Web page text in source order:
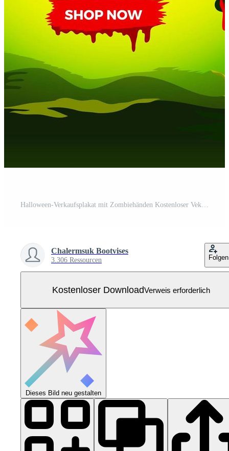
Halloween-Verkaufsplakat mit Zombiehänden Kostenloser Vektor
Chalermsuk Bootvises
3.306 Ressourcen Folgen
Kostenloser DownloadVerweis erforderlich
Dieses Bild neu gestalten